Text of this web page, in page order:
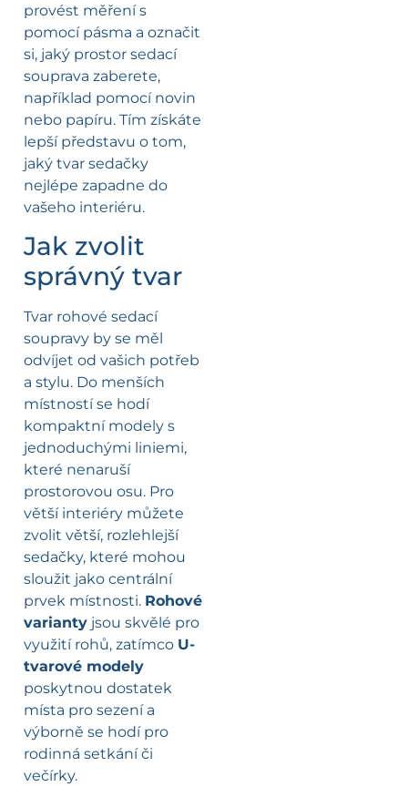
provést měření s
pomocí pásma a označit
si, jaký prostor sedací
souprava zaberete,
například pomocí novin
nebo papíru. Tím získáte
lepší představu o tom,
jaký tvar sedačky
nejlépe zapadne do
vašeho interiéru.
Jak zvolit
správný tvar
Tvar rohové sedací
soupravy by se měl
odvíjet od vašich potřeb
a stylu. Do menších
místností se hodí
kompaktní modely s
jednoduchými liniemi,
které nenaruší
prostorovou osu. Pro
větší interiéry můžete
zvolit větší, rozlehlejší
sedačky, které mohou
sloužit jako centrální
prvek místnosti. Rohové
varianty jsou skvělé pro
využití rohů, zatímco U-
tvarové modely
poskytnou dostatek
místa pro sezení a
výborně se hodí pro
rodinná setkání či
večírky.